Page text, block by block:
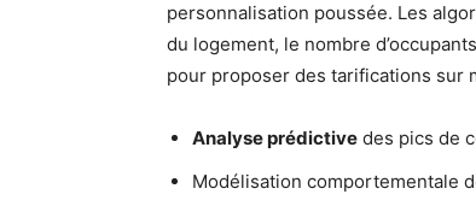
personnalisation poussée. Les
du logement, le nombre
pour proposer des tarifications sur
Analyse prédictive des pics de
Modélisation comportementale